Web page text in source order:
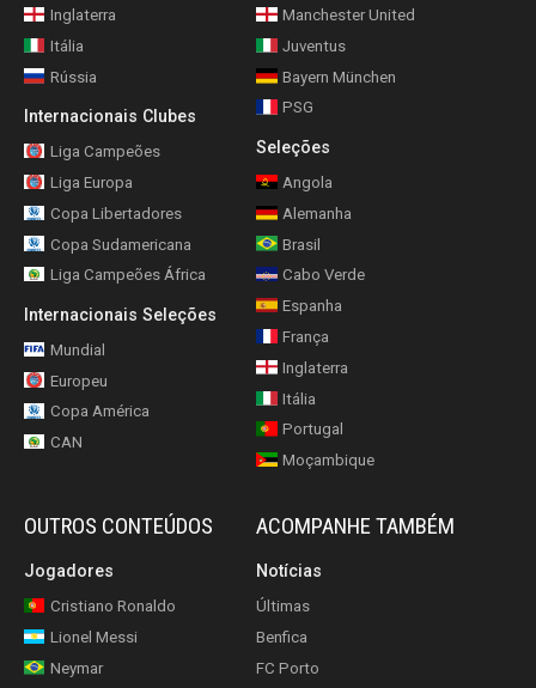
Inglaterra
Itália
Rússia
Internacionais Clubes
Liga Campeões
Liga Europa
Copa Libertadores
Copa Sudamericana
Liga Campeões África
Internacionais Seleções
Mundial
Europeu
Copa América
CAN
Manchester United
Juventus
Bayern München
PSG
Seleções
Angola
Alemanha
Brasil
Cabo Verde
Espanha
França
Inglaterra
Itália
Portugal
Moçambique
OUTROS CONTEÚDOS
Jogadores
Cristiano Ronaldo
Lionel Messi
Neymar
ACOMPANHE TAMBÉM
Notícias
Últimas
Benfica
FC Porto